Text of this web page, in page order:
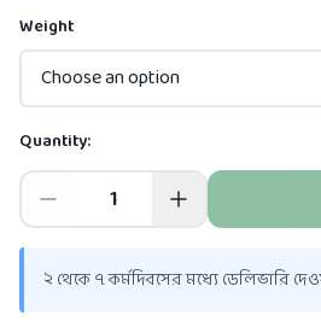
Weight
Choose an option
Quantity:
২ থেকে ৭ কর্মদিবসের মধ্যে ডেলিভারি